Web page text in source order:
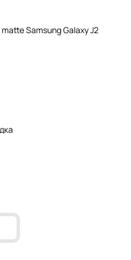
Samsung Galaxy J2